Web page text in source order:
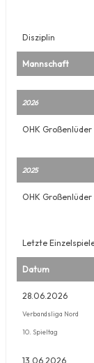
Disziplin
Mannschaft
2026
OHK Großenlüder
2025
OHK Großenlüder
Letzte
Datum
28.06.2026
Verbandsliga Nord
10. Spieltag
13.06.2026